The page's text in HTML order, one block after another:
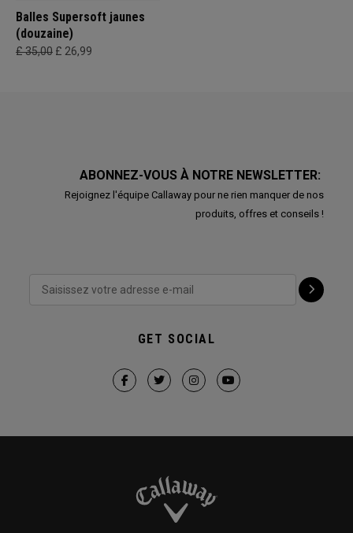
Balles Supersoft jaunes
(douzaine)
£ 35,00 £ 26,99
ABONNEZ-VOUS À NOTRE NEWSLETTER:
Rejoignez l'équipe Callaway pour ne rien manquer de nos
produits, offres et conseils !
GET SOCIAL